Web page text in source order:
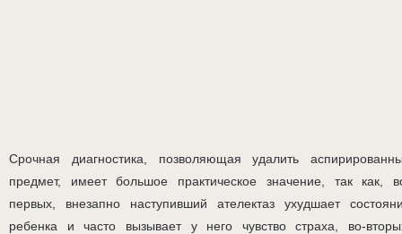
Срочная диагностика, позволяющая удалить
предмет, имеет большое практическое значение, так как,
первых, внезапно наступивший ателектаз ухудшает
ребенка и часто вызывает у него чувство страха, во-